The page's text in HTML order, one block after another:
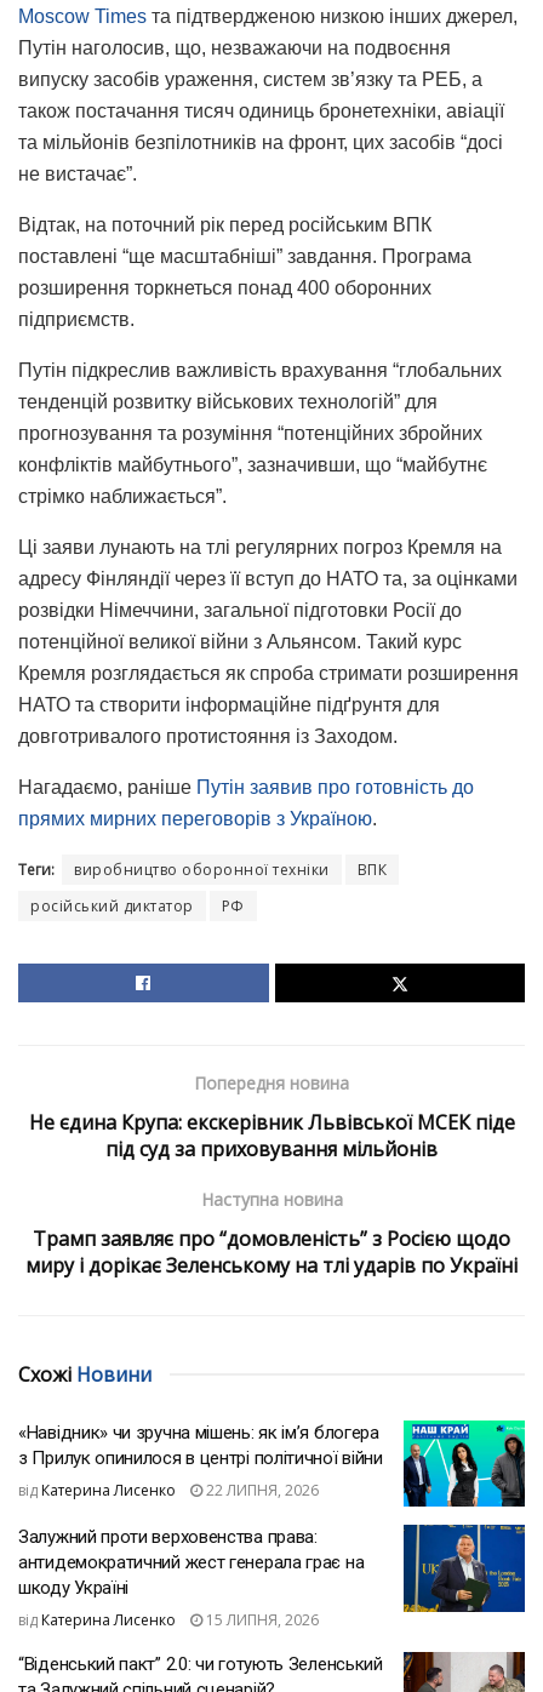
Moscow Times та підтвердженою низкою інших джерел,
Путін наголосив, що, незважаючи на подвоєння
випуску засобів ураження, систем зв’язку та РЕБ, а
також постачання тисяч одиниць бронетехніки, авіації
та мільйонів безпілотників на фронт, цих засобів “досі
не вистачає”.
Відтак, на поточний рік перед російським ВПК
поставлені “ще масштабніші” завдання. Програма
розширення торкнеться понад 400 оборонних
підприємств.
Путін підкреслив важливість врахування “глобальних
тенденцій розвитку військових технологій” для
прогнозування та розуміння “потенційних збройних
конфліктів майбутнього”, зазначивши, що “майбутнє
стрімко наближається”.
Ці заяви лунають на тлі регулярних погроз Кремля на
адресу Фінляндії через її вступ до НАТО та, за оцінками
розвідки Німеччини, загальної підготовки Росії до
потенційної великої війни з Альянсом. Такий курс
Кремля розглядається як спроба стримати розширення
НАТО та створити інформаційне підґрунтя для
довготривалого протистояння із Заходом.
Нагадаємо, раніше Путін заявив про готовність до
прямих мирних переговорів з Україною.
Теги: виробництво оборонної техніки
ВПК
російський диктатор
РФ
Попередня новина
Не єдина Крупа: екскерівник Львівської МСЕК піде
під суд за приховування мільйонів
Наступна новина
Трамп заявляє про “домовленість” з Росією щодо
миру і дорікає Зеленському на тлі ударів по Україні
Схожі Новини
«Навідник» чи зручна мішень: як ім’я блогера
з Прилук опинилося в центрі політичної війни
від Катерина Лисенко 22 ЛИПНЯ, 2026
Залужний проти верховенства права:
антидемократичний жест генерала грає на
шкоду Україні
від Катерина Лисенко 15 ЛИПНЯ, 2026
“Віденський пакт” 2.0: чи готують Зеленський